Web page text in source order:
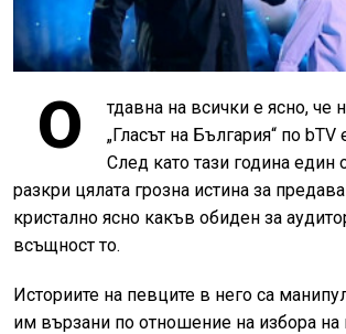
О
тдавна на всички е ясно, че
„Гласът на България“ по bTV
След като тази година един
разкри цялата грозна истина за
кристално ясно какъв обиден за
всъщност то.
Историите на певците в него са
им вързани по отношение на избора на